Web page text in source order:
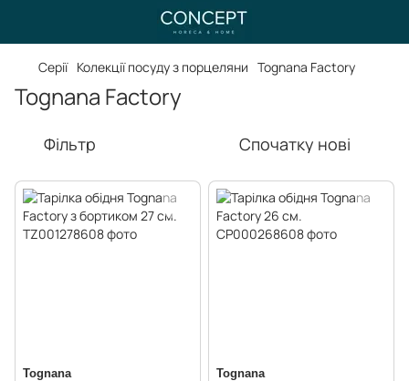
Серії Колекції посуду з порцеляни Tognana Factory
Tognana Factory
Фільтр Спочатку нові
Tognana Tognana